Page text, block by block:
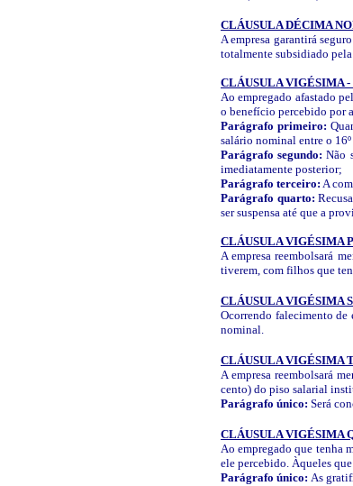
CLÁUSULA DÉCIMA
A empresa garantirá
totalmente subsidiado pela
CLÁUSULA VIGÉSIMA
Ao empregado afastado
o benefício percebido por
Parágrafo primeiro:
salário nominal entre o
Parágrafo segundo: Não
imediatamente posterior;
Parágrafo terceiro: A
Parágrafo quarto:
ser suspensa até que a
CLÁUSULA VIGÉSIMA
A empresa reembolsará
tiverem, com filhos que
CLÁUSULA VIGÉSIMA
Ocorrendo falecimento de
nominal.
CLÁUSULA VIGÉSIMA
A empresa reembolsará
cento) do piso salarial
Parágrafo único: Será
CLÁUSULA VIGÉSIMA
Ao empregado que tenha
ele percebido. Àqueles
Parágrafo único: As